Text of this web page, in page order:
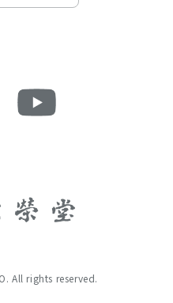
All rights reserved.